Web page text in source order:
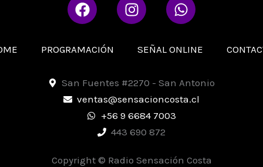
a
e
o
k
n
r
a
m
h
t
p
p
PROGRAMACIÓN SEÑAL ONLINE
San Fuentes #2270 - San Antonio
ventas@sensacioncosta.cl
+56 9 6684 7003
443 690 872
Copyright © Radio Sensación Costa